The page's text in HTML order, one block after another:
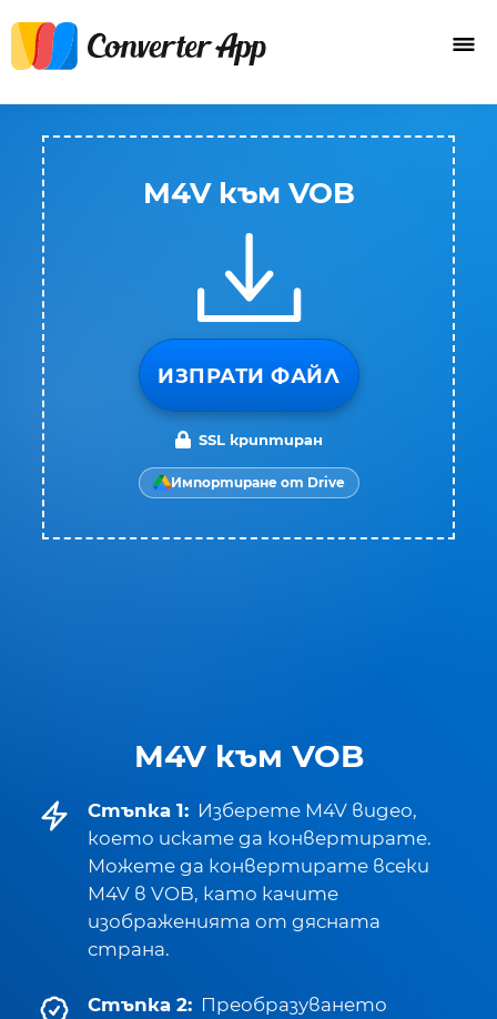
M4V към VOB
Стъпка 1: Изберете M4V видео,
което искате да конвертирате.
Можете да конвертирате всеки
M4V в VOB, като качите
изображенията от дясната
страна.
Стъпка 2: Преобразуването
M4V към VOB
ИЗПРАТИ ФАЙЛ
SSL криптиран
Импортиране от Drive